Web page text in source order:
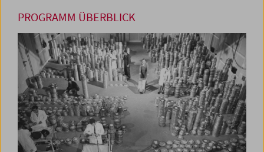
PROGRAMM ÜBERBLICK